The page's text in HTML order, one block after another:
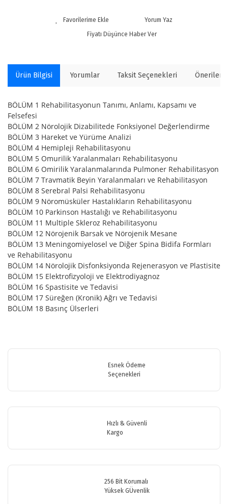
Yorum Yaz
Fiyatı Düşünce Haber Ver
Ürün Bilgisi Yorumlar Taksit Seçenekleri
BÖLÜM 1 Rehabilitasyonun Tanımı, Anlamı, Kapsamı ve
Felsefesi
BÖLÜM 2 Nörolojik Dizabilitede Fonksiyonel Değerlendirme
BÖLÜM 3 Hareket ve Yürüme Analizi
BÖLÜM 4 Hemipleji Rehabilitasyonu
BÖLÜM 5 Omurilik Yaralanmaları Rehabilitasyonu
BÖLÜM 6 Omirilik Yaralanmalarında Pulmoner Rehabilitasyon
BÖLÜM 7 Travmatik Beyin Yaralanmaları ve Rehabilitasyon
BÖLÜM 8 Serebral Palsi Rehabilitasyonu
BÖLÜM 9 Nöromüsküler Hastalıkların Rehabilitasyonu
BÖLÜM 10 Parkinson Hastalığı ve Rehabilitasyonu
BÖLÜM 11 Multiple Skleroz Rehabilitasyonu
BÖLÜM 12 Nörojenik Barsak ve Nörojenik Mesane
BÖLÜM 13 Meningomiyelosel ve Diğer Spina Bidifa Formları
ve Rehabilitasyonu
BÖLÜM 14 Nörolojik Disfonksiyonda Rejenerasyon ve Plastisite
BÖLÜM 15 Elektrofizyoloji ve Elektrodiyagnoz
BÖLÜM 16 Spastisite ve Tedavisi
BÖLÜM 17 Süreğen (Kronik) Ağrı ve Tedavisi
BÖLÜM 18 Basınç Ülserleri
Bu ürüne ilk yorumu siz yapın!
Görüş ve önerileriniz için teşekkür ederiz.
Ürün resmi kalitesiz, bozuk veya görüntülenemiyor.
Ürün fiyatı diğer sitelerden daha pahalı.
Esnek Ödeme
Seçenekleri
Hızlı & Güvenli
Kargo
256 Bit Korumalı
Yüksek GÜvenlik